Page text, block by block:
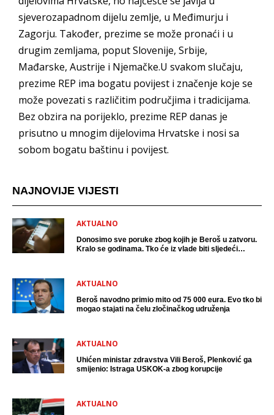
sjeverozapadnom dijelu zemlje, u Međimurju i
Zagorju. Također, prezime se može pronaći i u
drugim zemljama, poput Slovenije, Srbije,
Mađarske, Austrije i Njemačke.U svakom slučaju,
prezime REP ima bogatu povijest i značenje koje se
može povezati s različitim područjima i tradicijama.
Bez obzira na porijeklo, prezime REP danas je
prisutno u mnogim dijelovima Hrvatske i nosi sa
sobom bogatu baštinu i povijest.
NAJNOVIJE VIJESTI
AKTUALNO
Donosimo sve poruke zbog kojih je Beroš u zatvoru.
Kralo se godinama. Tko će iz vlade biti sljedeći
AKTUALNO
Beroš navodno primio mito od 75 000 eura. Evo tko bi
mogao stajati na čelu zločinačkog udruženja
AKTUALNO
Uhićen ministar zdravstva Vili Beroš, Plenković ga
smijenio: Istraga USKOK-a zbog korupcije
AKTUALNO